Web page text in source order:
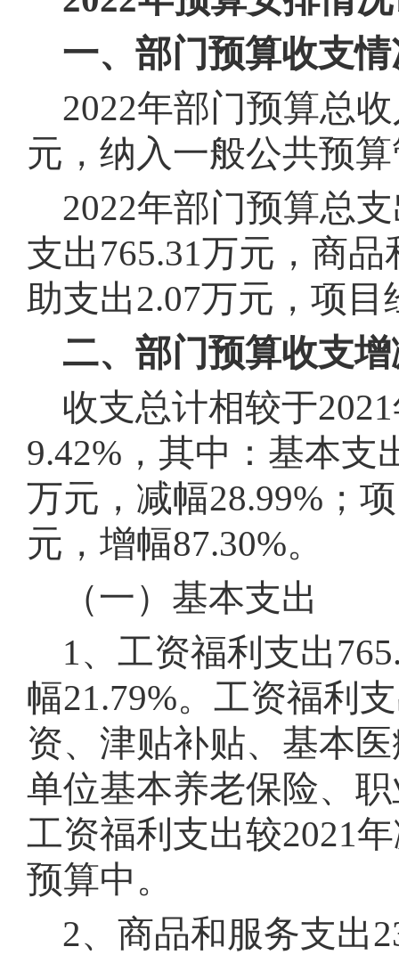
一、部门预算收支
2022年部门预算总
元，纳入一般公共预
2022年部门预算总
支出765.31万元，商
助支出2.07万元，项目
二、部门预算收支
收支总计相较于
9.42%，其中：基本支
万元，减幅28.99% ；
元，增幅87.30%。
（一）基本支出
1、工资福利支出
幅21.79%。 工资福利
资、津贴补贴、基本
单位基本养老保险、
工资福利支出较2021
预算中。
2、商品和服务支出